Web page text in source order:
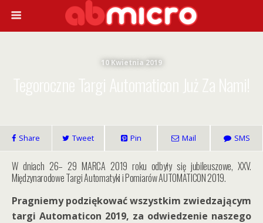
10 Kwietnia 2019
Share Tweet Pin Mail SMS
W dniach 26– 29 MARCA 2019 roku odbyły się jubileuszowe, XXV.
Międzynarodowe Targi Automatyki i Pomiarów AUTOMATICON 2019.
Pragniemy podziękować wszystkim zwiedzającym
targi Automaticon 2019, za odwiedzenie naszego